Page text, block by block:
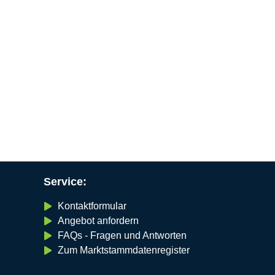
Service:
Kontaktformular
Angebot anfordern
FAQs - Fragen und Antworten
Zum Marktstammdatenregister